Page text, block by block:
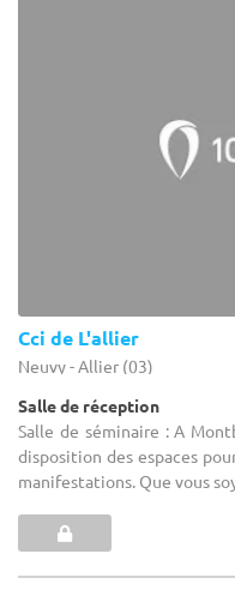
Cci de L'allier
Neuvy - Allier (03)
Salle de réception
Salle de séminaire : A
disposition des espaces
manifestations. Que vous